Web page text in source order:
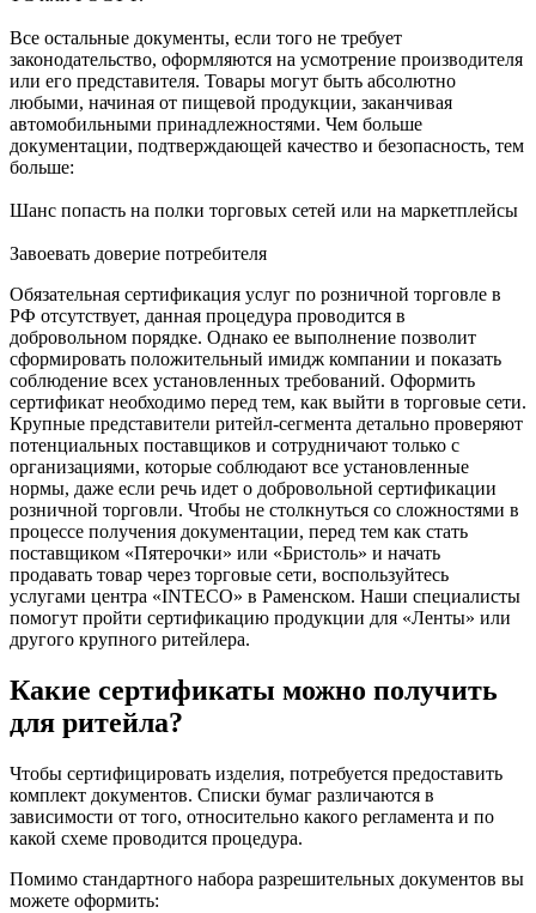
Все остальные документы, если того не требует
законодательство, оформляются на усмотрение производителя
или его представителя. Товары могут быть абсолютно
любыми, начиная от пищевой продукции, заканчивая
автомобильными принадлежностями. Чем больше
документации, подтверждающей качество и безопасность, тем
больше:
Шанс попасть на полки торговых сетей или на маркетплейсы
Завоевать доверие потребителя
Обязательная сертификация услуг по розничной торговле в
РФ отсутствует, данная процедура проводится в
добровольном порядке. Однако ее выполнение позволит
сформировать положительный имидж компании и показать
соблюдение всех установленных требований. Оформить
сертификат необходимо перед тем, как выйти в торговые сети.
Крупные представители ритейл-сегмента детально проверяют
потенциальных поставщиков и сотрудничают только с
организациями, которые соблюдают все установленные
нормы, даже если речь идет о добровольной сертификации
розничной торговли. Чтобы не столкнуться со сложностями в
процессе получения документации, перед тем как стать
поставщиком «Пятерочки» или «Бристоль» и начать
продавать товар через торговые сети, воспользуйтесь
услугами центра «INTECO» в Раменском. Наши специалисты
помогут пройти сертификацию продукции для «Ленты» или
другого крупного ритейлера.
Какие сертификаты можно получить
для ритейла?
Чтобы сертифицировать изделия, потребуется предоставить
комплект документов. Списки бумаг различаются в
зависимости от того, относительно какого регламента и по
какой схеме проводится процедура.
Помимо стандартного набора разрешительных документов вы
можете оформить: